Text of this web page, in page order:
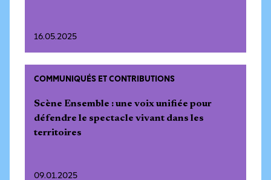
16.05.2025
COMMUNIQUÉS ET CONTRIBUTIONS
Scène Ensemble : une voix unifiée pour
défendre le spectacle vivant dans les
territoires
09.01.2025